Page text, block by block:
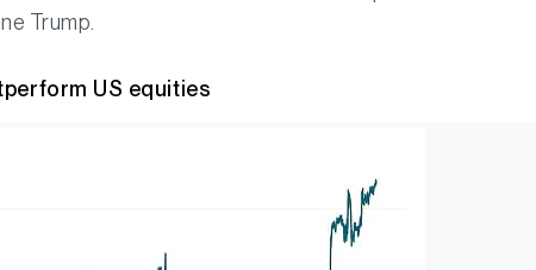
Trump.
US equities